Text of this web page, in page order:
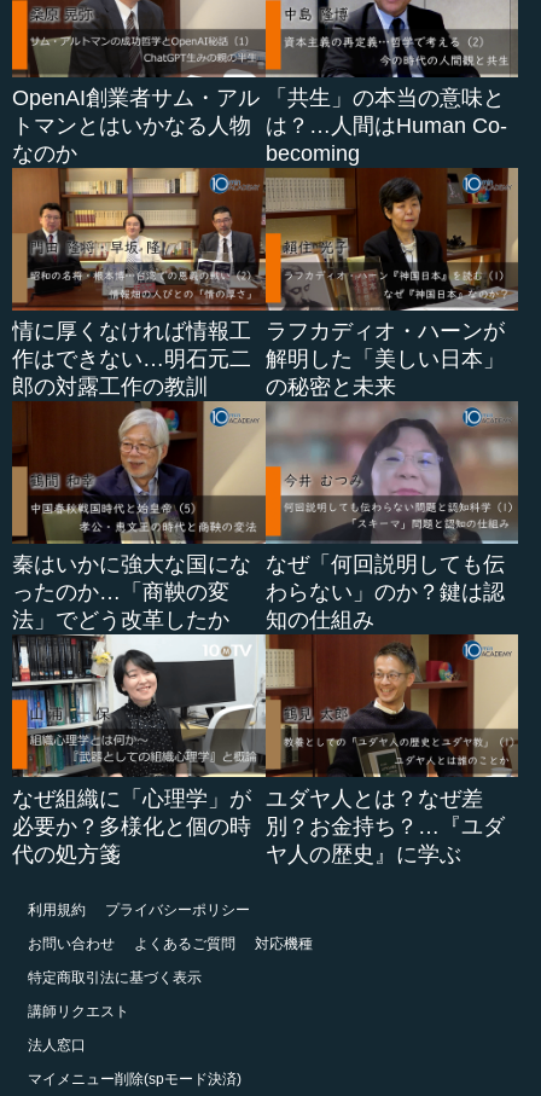
OpenAI創業者サム・アル
トマンとはいかなる人物
なのか
「共生」の本当の意味と
は？…人間はHuman Co-
becoming
情に厚くなければ情報工
作はできない…明石元二
郎の対露工作の教訓
ラフカディオ・ハーンが
解明した「美しい日本」
の秘密と未来
秦はいかに強大な国にな
ったのか…「商鞅の変
法」でどう改革したか
なぜ「何回説明しても伝
わらない」のか？鍵は認
知の仕組み
なぜ組織に「心理学」が
必要か？多様化と個の時
代の処方箋
ユダヤ人とは？なぜ差
別？お金持ち？…『ユダ
ヤ人の歴史』に学ぶ
利用規約
プライバシーポリシー
お問い合わせ
よくあるご質問
対応機種
特定商取引法に基づく表示
講師リクエスト
法人窓口
マイメニュー削除(spモード決済)